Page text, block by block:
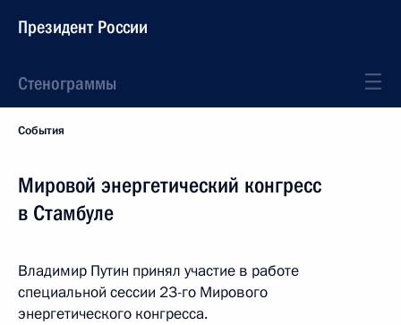
Президент России
Стенограммы
События
Мировой энергетический конгресс
в Стамбуле
Владимир Путин принял участие в работе
специальной сессии 23-го Мирового
энергетического конгресса.